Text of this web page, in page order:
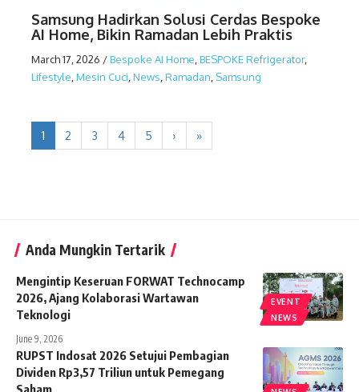
Samsung Hadirkan Solusi Cerdas Bespoke
AI Home, Bikin Ramadan Lebih Praktis
March 17, 2026 /Bespoke AI Home,BESPOKE Refrigerator,
Lifestyle,Mesin Cuci,News,Ramadan, Samsung
1 2 3 4 5 › »
Anda Mungkin Tertarik
EVENT
NEWS
Mengintip Keseruan FORWAT Technocamp
2026, Ajang Kolaborasi Wartawan
Teknologi
June 9, 2026
RUPST Indosat 2026 Setujui Pembagian
Dividen Rp3,57 Triliun untuk Pemegang
Saham